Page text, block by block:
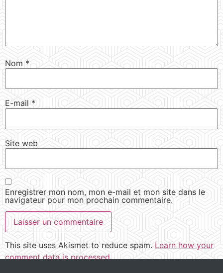
Nom *
E-mail*
Site web
Enregistrer mon nom, mon e-mail et mon site dans le
navigateur pour mon prochain commentaire.
This site uses Akismet to reduce spam. Learn how your
comment data is processed.